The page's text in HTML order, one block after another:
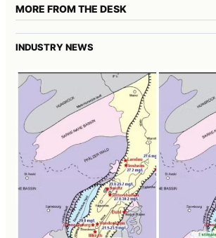
MORE FROM THE DESK
INDUSTRY NEWS